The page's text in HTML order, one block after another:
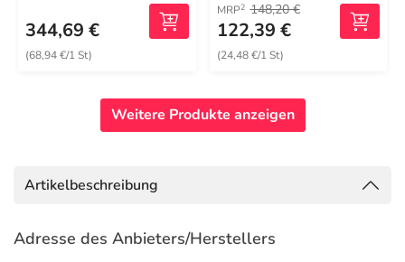
344,69 €
(68,94 €/1 St)
MRP2 148,20 €
122,39 €
(24,48 €/1 St)
Weitere Produkte anzeigen
Artikelbeschreibung
Adresse des Anbieters/Herstellers